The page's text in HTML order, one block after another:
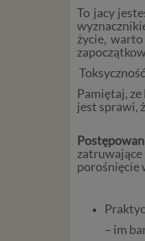
To jacy
życie,
Pamiętaj,
jest sprawi,
porośnięcie
– im